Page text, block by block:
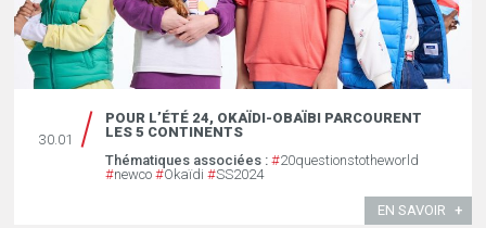
30.01
POUR L’ÉTÉ 24, OKAÏDI-OBAÏBI PARCOURENT
LES 5 CONTINENTS
Thématiques associées : #20questionstotheworld
#newco #Okaïdi #SS2024
EN SAVOIR